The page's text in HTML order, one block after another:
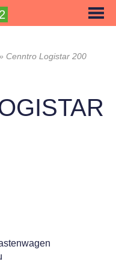
Cenntro Logistar 200